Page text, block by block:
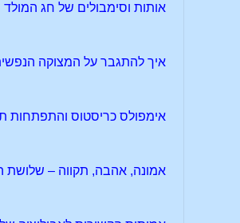
אותות וסימבולים של חג המולד
איך להתגבר על המצוקה
אימפולס כריסטוס והתפתחות
אמונה, אהבה, תקווה – שלושת